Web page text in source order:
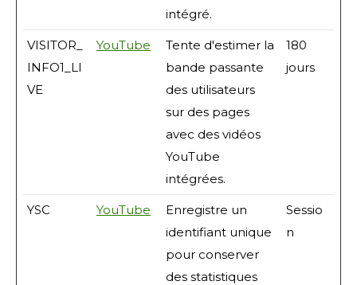
intégré.
VISITOR_
INFO1_LI
VE
YouTube
Tente d'estimer la
bande passante
des utilisateurs
sur des pages
avec des vidéos
YouTube
intégrées.
180
jours
YSC YouTube
Enregistre un
identifiant unique
pour conserver
des statistiques
Sessio
n